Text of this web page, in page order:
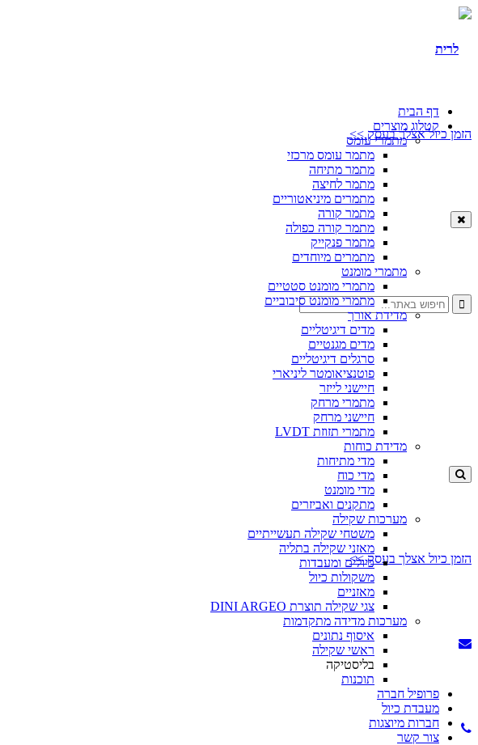
הזמן כיול אצלך בעסק >>
הזמן כיול אצלך בעסק >>
דף הבית
קטלוג מוצרים
מתמרי עומס
מתמר עומס מרכזי
מתמר מתיחה
מתמר לחיצה
מתמרים מיניאטוריים
מתמר קורה
מתמר קורה כפולה
מתמר פנקייק
מתמרים מיוחדים
מתמרי מומנט
מתמרי מומנט סטטיים
מתמרי מומנט סיבוביים
מדידת אורך
מדים דיגיטליים
מדים מגנטיים
סרגלים דיגיטליים
פוטנציאומטר ליניארי
חיישני לייזר
מתמרי מרחק
חיישני מרחק
מתמרי תזוזת LVDT
מדידת כוחות
מדי מתיחות
מדי כוח
מדי מומנט
מתקנים ואביזרים
מערכות שקילה
משטחי שקילה תעשייתיים
מאזני שקילה בתליה
כיולים ומעבדות
משקולות כיול
מאזניים
צגי שקילה תוצרת DINI ARGEO
מערכות מדידה מתקדמות
איסוף נתונים
ראשי שקילה
בליסטיקה
תוכנות
פרופיל חברה
מעבדת כיול
חברות מיוצגות
צור קשר